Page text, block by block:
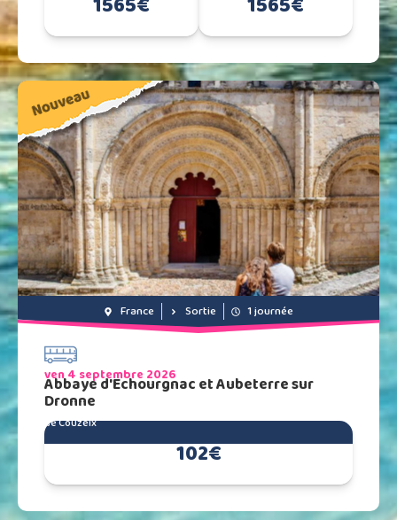
France Sortie 1 journée
ven 4 septembre 2026
Abbaye d'Echourgnac et Aubeterre sur
Dronne
de Couzeix
102€